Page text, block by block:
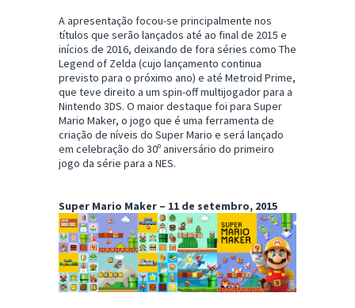
A apresentação focou-se principalmente nos
títulos que serão lançados até ao final de 2015 e
inícios de 2016, deixando de fora séries como The
Legend of Zelda (cujo lançamento continua
previsto para o próximo ano) e até Metroid Prime,
que teve direito a um spin-off multijogador para a
Nintendo 3DS. O maior destaque foi para Super
Mario Maker, o jogo que é uma ferramenta de
criação de níveis do Super Mario e será lançado
em celebração do 30º aniversário do primeiro
jogo da série para a NES.
Super Mario Maker – 11 de setembro, 2015